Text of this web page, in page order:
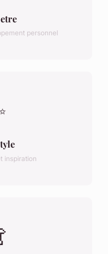
personnel
inspiration